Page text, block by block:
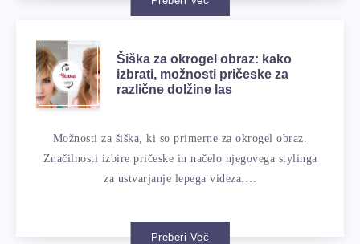
Šiška za okrogel obraz: kako
izbrati, možnosti pričeske za
različne dolžine las
Možnosti za šiška, ki so primerne za okrogel obraz.
Značilnosti izbire pričeske in načelo njegovega stylinga
za ustvarjanje lepega videza.…
Preberi Več